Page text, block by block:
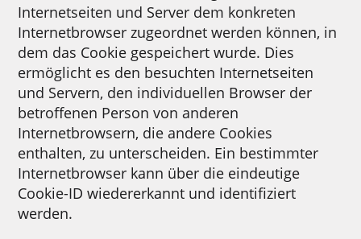
Internetseiten und Server dem konkreten
Internetbrowser zugeordnet werden können, in
dem das Cookie gespeichert wurde. Dies
ermöglicht es den besuchten Internetseiten
und Servern, den individuellen Browser der
betroffenen Person von anderen
Internetbrowsern, die andere Cookies
enthalten, zu unterscheiden. Ein bestimmter
Internetbrowser kann über die eindeutige
Cookie-ID wiedererkannt und identifiziert
werden.